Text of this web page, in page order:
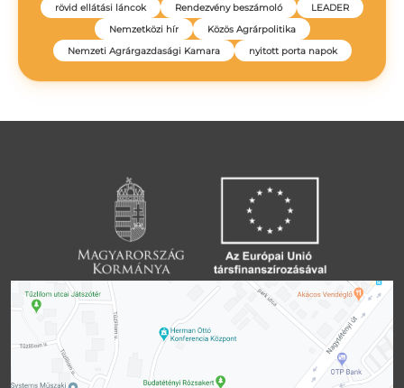
rövid ellátási láncok
Rendezvény beszámoló
LEADER
Nemzetközi hír
Közös Agrárpolitika
Nemzeti Agrárgazdasági Kamara
nyitott porta napok